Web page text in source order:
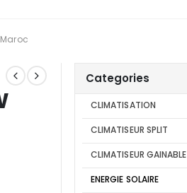
Categories
CLIMATISATION
CLIMATISEUR SPLIT
CLIMATISEUR GAINABLE
ENERGIE SOLAIRE